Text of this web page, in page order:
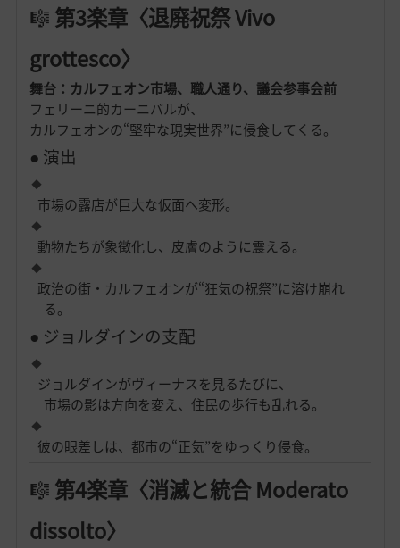
🎼 第3楽章〈退廃祝祭 Vivo
grottesco〉
舞台：カルフェオン市場、職人通り、議会参事会前
フェリーニ的カーニバルが、
カルフェオンの“堅牢な現実世界”に侵食してくる。
● 演出
市場の露店が巨大な仮面へ変形。
動物たちが象徴化し、皮膚のように震える。
政治の街・カルフェオンが“狂気の祝祭”に溶け崩れ
る。
● ジョルダインの支配
ジョルダインがヴィーナスを見るたびに、
市場の影は方向を変え、住民の歩行も乱れる。
彼の眼差しは、都市の“正気”をゆっくり侵食。
🎼 第4楽章〈消滅と統合 Moderato
dissolto〉